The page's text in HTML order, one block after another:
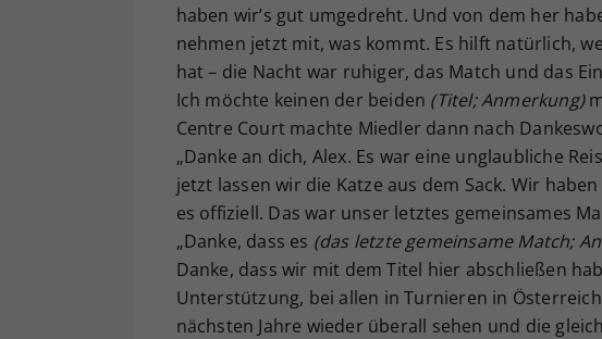
haben wir’s gut umgedreht. Und von dem her
nehmen jetzt mit, was kommt. Es hilft natürlich,
hat – die Nacht war ruhiger, das Match und das
Ich möchte keinen der beiden (Titel; Anmerkung)
Centre Court machte Miedler dann nach
„Danke an dich, Alex. Es war eine unglaubliche
jetzt lassen wir die Katze aus dem Sack. Wir
es offiziell. Das war unser letztes gemeinsames
„Danke, dass es (das letzte gemeinsame Match;
Danke, dass wir mit dem Titel hier abschließen
Unterstützung, bei allen in Turnieren in
nächsten Jahre wieder überall sehen und die